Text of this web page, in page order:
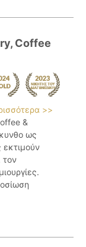
Coffee
>>
&
ως
εκτιμούν
τον